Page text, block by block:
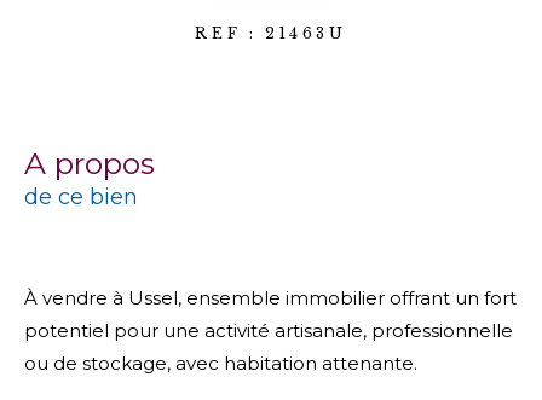
REF : 21463U
a propos
de ce bien
À vendre à Ussel, ensemble immobilier offrant un fort
potentiel pour une activité artisanale, professionnelle
ou de stockage, avec habitation attenante.